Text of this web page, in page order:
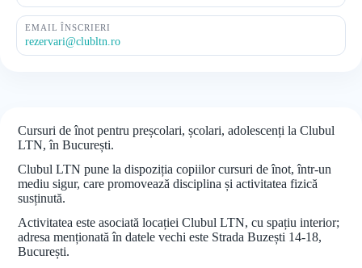
EMAIL ÎNSCRIERI
rezervari@clubltn.ro
Cursuri de înot pentru preșcolari, școlari, adolescenți la Clubul
LTN, în București.
Clubul LTN pune la dispoziția copiilor cursuri de înot, într-un
mediu sigur, care promovează disciplina și activitatea fizică
susținută.
Activitatea este asociată locației Clubul LTN, cu spațiu interior;
adresa menționată în datele vechi este Strada Buzești 14-18,
București.